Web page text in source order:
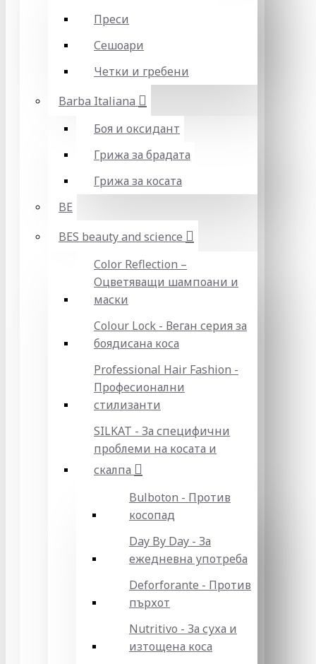
Преси
Сешоари
Четки и гребени
Barba Italiana
Боя и оксидант
Грижа за брадата
Грижа за косата
BE
BES beauty and science
Color Reflection –
Оцветяващи шампоани и
маски
Colour Lock - Веган серия за
боядисана коса
Professional Hair Fashion -
Професионални
стилизанти
SILKAT - За специфични
проблеми на косата и
скалпа
Bulboton - Против
косопад
Day By Day - За
ежедневна употреба
Deforforante - Против
пърхот
Nutritivo - За суха и
изтощена коса